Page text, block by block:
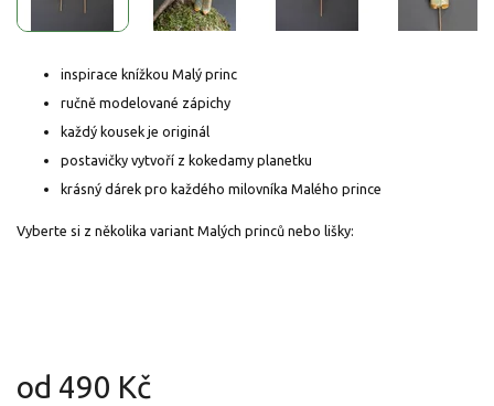
od 490 Kč
inspirace knížkou Malý princ
ručně modelované zápichy
každý kousek je originál
postavičky vytvoří z kokedamy planetku
krásný dárek pro každého milovníka Malého prince
Vyberte si z několika variant Malých princů nebo lišky: